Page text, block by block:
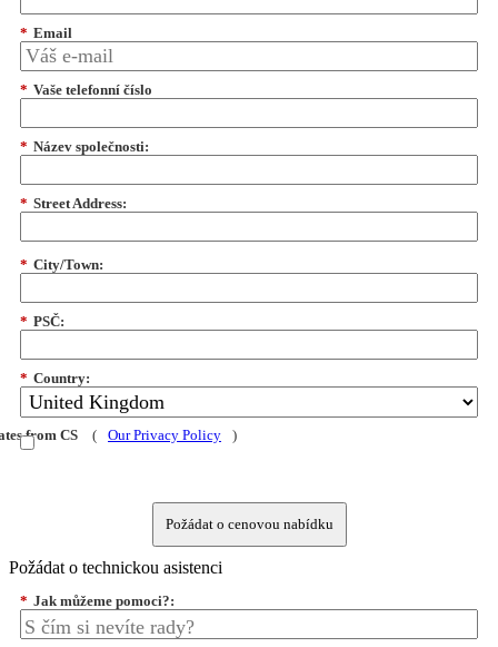
* Email
* Vaše telefonní číslo
* Název společnosti:
* Street Address:
* City/Town:
* PSČ:
* Country:
from CS ( Our Privacy Policy )
Požádat o cenovou nabídku
Požádat o technickou asistenci
* Jak můžeme pomoci?: